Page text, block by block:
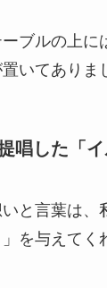
ブルの上に
いてありま
唱した「
と言葉は、
を与えてく